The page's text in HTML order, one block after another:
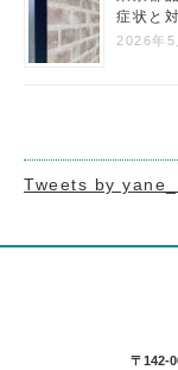
症状と
2026年5
Tweets by
〒142-